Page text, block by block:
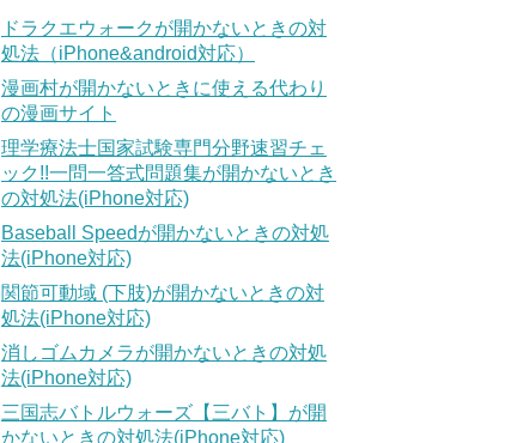
ドラクエウォークが開かないときの対
処法（iPhone&android対応）
漫画村が開かないときに使える代わり
の漫画サイト
理学療法士国家試験専門分野速習チェ
ック!!一問一答式問題集が開かないとき
の対処法(iPhone対応)
Baseball Speedが開かないときの対処
法(iPhone対応)
関節可動域 (下肢)が開かないときの対
処法(iPhone対応)
消しゴムカメラが開かないときの対処
法(iPhone対応)
三国志バトルウォーズ【三バト】が開
かないときの対処法(iPhone対応)